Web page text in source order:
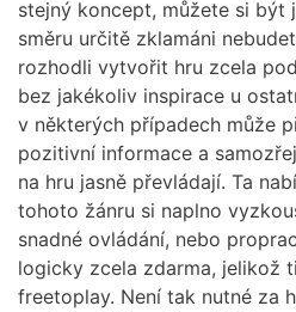
stejný koncept, můžete si být
směru určitě zklamáni
rozhodli vytvořit hru zcela
bez jakékoliv inspirace u
v některých případech může
pozitivní informace a
na hru jasně převládají. Ta
tohoto žánru si naplno
snadné ovládání, nebo
logicky zcela zdarma, jelikož
freetoplay. Není tak nutné za